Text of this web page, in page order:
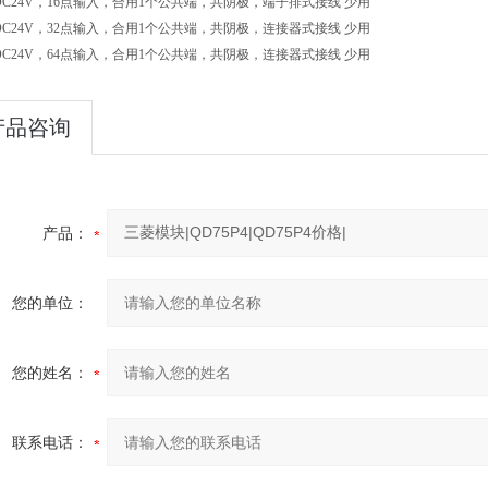
， 32点输入，合用 1个公共端，共阴极，连接器式接线 少用
， 64点输入，合用 1个公共端，共阴极，连接器式接线 少用
品咨询
产品：
您的单位：
您的姓名：
联系电话：